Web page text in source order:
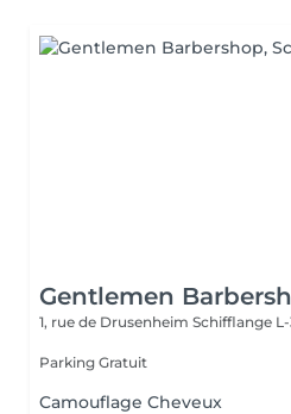
Gentlemen
1, rue de Drusenheim Schifflange
Parking Gratuit
Camouflage Cheveux